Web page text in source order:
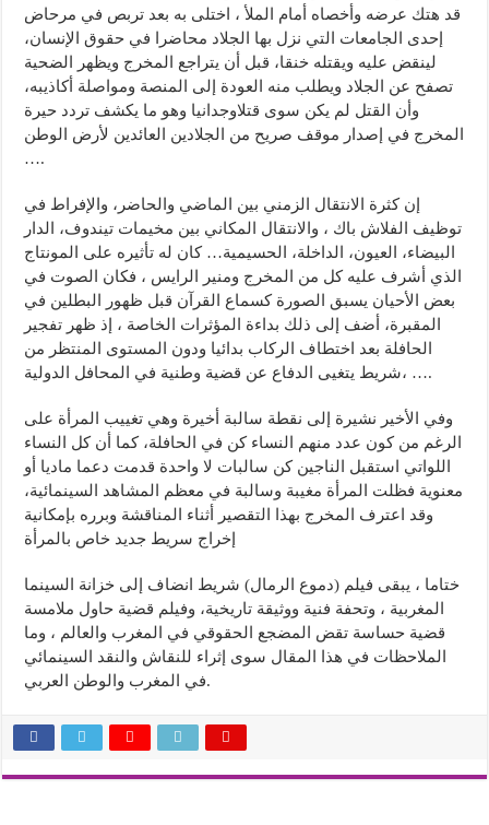
قد هتك عرضه وأخصاه أمام الملأ ، اختلى به بعد تربص في مرحاض
إحدى الجامعات التي نزل بها الجلاد محاضرا في حقوق الإنسان،
لينقض عليه ويقتله خنقا، قبل أن يتراجع المخرج ويظهر الضحية
تصفح عن الجلاد ويطلب منه العودة إلى المنصة ومواصلة أكاذيبه،
وأن القتل لم يكن سوى قتلاوجدانيا وهو ما يكشف تردد حيرة
المخرج في إصدار موقف صريح من الجلادين العائدين لأرض الوطن
….
إن كثرة الانتقال الزمني بين الماضي والحاضر، والإفراط في
توظيف الفلاش باك ، والانتقال المكاني بين مخيمات تيندوف، الدار
البيضاء، العيون، الداخلة، الحسيمية… كان له تأثيره على المونتاج
الذي أشرف عليه كل من المخرج ومنير الرايس ، فكان الصوت في
بعض الأحيان يسبق الصورة كسماع القرآن قبل ظهور البطلين في
المقبرة، أضف إلى ذلك بداءة المؤثرات الخاصة ، إذ ظهر تفجير
الحافلة بعد اختطاف الركاب بدائيا ودون المستوى المنتظر من
شريط يتغيى الدفاع عن قضية وطنية في المحافل الدولية، ….
وفي الأخير نشيرة إلى نقطة سالبة أخيرة وهي تغييب المرأة على
الرغم من كون عدد منهم النساء كن في الحافلة، كما أن كل النساء
اللواتي استقبل الناجين كن سالبات لا واحدة قدمت دعما ماديا أو
معنوية فظلت المرأة مغيبة وسالبة في معظم المشاهد السينمائية،
وقد اعترف المخرج بهذا التقصير أثناء المناقشة وبرره بإمكانية
إخراج سريط جديد خاص بالمرأة
ختاما ، يبقى فيلم (دموع الرمال) شريط انضاف إلى خزانة السينما
المغربية ، وتحفة فنية ووثيقة تاريخية، وفيلم قضية حاول ملامسة
قضية حساسة تقض المضجع الحقوقي في المغرب والعالم ، وما
الملاحظات في هذا المقال سوى إثراء للنقاش والنقد السينمائي
في المغرب والوطن العربي.